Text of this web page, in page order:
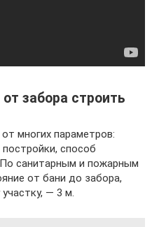
забора строить
многих параметров:
способ
санитарным и пожарным
от бани до забора,
— 3 м.